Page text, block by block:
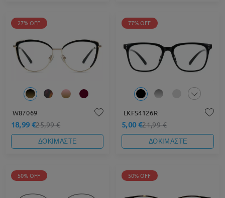
27% OFF
W87069
18,99 €25,99 €
ΔΟΚΙΜΑΣΤΕ
77% OFF
LKFS4126R
5,00 €21,99 €
ΔΟΚΙΜΑΣΤΕ
50% OFF 50% OFF